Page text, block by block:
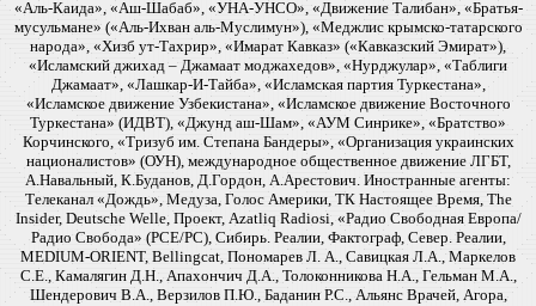
«Аль-Каида», «Аш-Шабаб», «УНА-УНСО», «Движение Талибан», «Братья-
мусульмане» («Аль-Ихван аль-Муслимун»), «Меджлис крымско-татарского
народа», «Хизб ут-Тахрир», «Имарат Кавказ» («Кавказский Эмират»),
«Исламский джихад – Джамаат моджахедов», «Нурджулар», «Таблиги
Джамаат», «Лашкар-И-Тайба», «Исламская партия Туркестана»,
«Исламское движение Узбекистана», «Исламское движение Восточного
Туркестана» (ИДВТ), «Джунд аш-Шам», «АУМ Синрике», «Братство»
Корчинского, «Тризуб им. Степана Бандеры», «Организация украинских
националистов» (ОУН), международное общественное движение ЛГБТ,
А.Навальный, К.Буданов, Д.Гордон, А.Арестович. Иностранные агенты:
Телеканал «Дождь», Медуза, Голос Америки, ТК Настоящее Время, The
Insider, Deutsche Welle, Проект, Azatliq Radiosi, «Радио Свободная Европа/
Радио Свобода» (PCE/PC), Сибирь. Реалии, Фактограф, Север. Реалии,
MEDIUM-ORIENT, Bellingcat, Пономарев Л. А., Савицкая Л.А., Маркелов
С.Е., Камалягин Д.Н., Апахончич Д.А., Толоконникова Н.А., Гельман М.А.,
Шендерович В.А., Верзилов П.Ю., Баданин Р.С., Альянс Врачей, Агора,